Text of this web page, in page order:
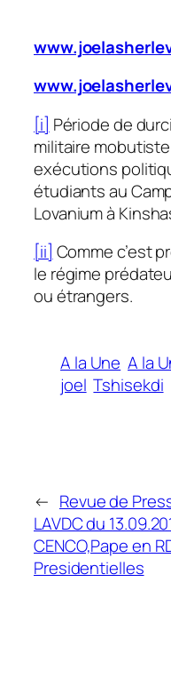
[i] Période de
militaire
exécutions
étudiants au
Lovanium à
[ii] Comme c’est
le régime
ou étrangers.
A la Une A la
joel Tshisekdi
← Revue de
LAVDC du
CENCO,Pape en
Presidentielles